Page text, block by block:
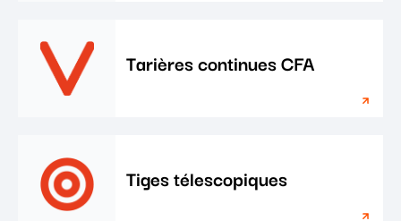
Tarières continues CFA
Tiges télescopiques